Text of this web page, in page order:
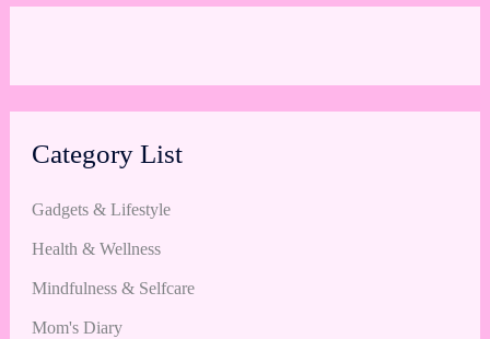
Category List
Gadgets & Lifestyle
Health & Wellness
Mindfulness & Selfcare
Mom's Diary